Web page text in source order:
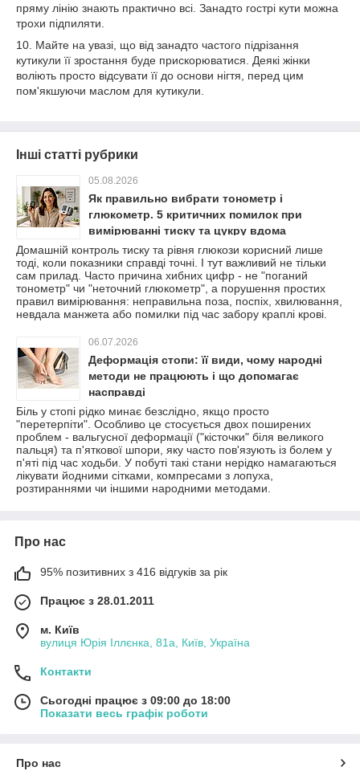
пряму лінію знають практично всі. Занадто гострі кути можна
трохи підпиляти.
10. Майте на увазі, що від занадто частого підрізання
кутикули її зростання буде прискорюватися. Деякі жінки
воліють просто відсувати її до основи нігтя, перед цим
пом'якшуючи маслом для кутикули.
Інші статті рубрики
05.08.2026
Як правильно вибрати тонометр і
глюкометр. 5 критичних помилок при
вимірюванні тиску та цукру вдома
Домашній контроль тиску та рівня глюкози корисний лише
тоді, коли показники справді точні. І тут важливий не тільки
сам прилад. Часто причина хибних цифр - не "поганий
тонометр" чи "неточний глюкометр", а порушення простих
правил вимірювання: неправильна поза, поспіх, хвилювання,
невдала манжета або помилки під час забору краплі крові.
06.07.2026
Деформація стопи: її види, чому народні
методи не працюють і що допомагає
насправді
Біль у стопі рідко минає безслідно, якщо просто
"перетерпіти". Особливо це стосується двох поширених
проблем - вальгусної деформації ("кісточки" біля великого
пальця) та п'яткової шпори, яку часто пов'язують із болем у
п'яті під час ходьби. У побуті такі стани нерідко намагаються
лікувати йодними сітками, компресами з лопуха,
розтираннями чи іншими народними методами.
Про нас
95% позитивних з 416 відгуків за рік
Працює з 28.01.2011
м. Київ
вулиця Юрія Іллєнка, 81а, Київ, Україна
Контакти
Сьогодні працює з 09:00 до 18:00
Показати весь графік роботи
Про нас